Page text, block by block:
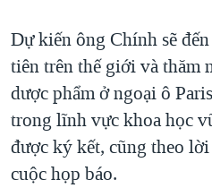
Dự kiến ông Chính sẽ
tiên trên thế giới và thăm
dược phẩm ở ngoại ô
trong lĩnh vực khoa học
được ký kết, cũng theo
cuộc họp báo.